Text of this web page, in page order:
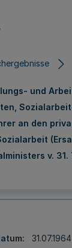
und
an den
v.
31.07.1964